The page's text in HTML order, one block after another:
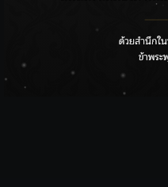
ตรอง “G.O.A.T”
กรมชลฯ เกาะติดฝนทั่ว